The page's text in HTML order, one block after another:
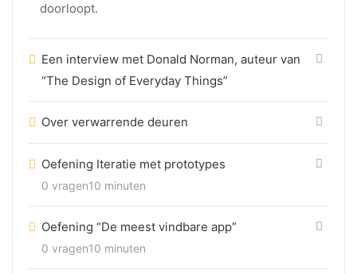
doorloopt.
Een interview met Donald Norman, auteur van
“The Design of Everyday Things”
Over verwarrende deuren
Oefening Iteratie met prototypes
10 minuten
0 vragen
Oefening “De meest vindbare app”
10 minuten
0 vragen